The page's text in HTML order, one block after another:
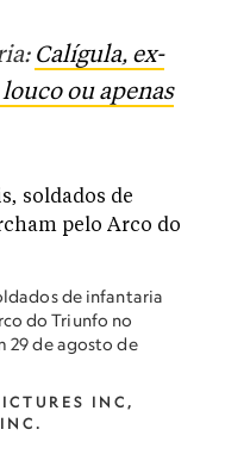
Calígula, ex-
ou apenas
de infantaria
do Triunfo no
29 de agosto de
INC,